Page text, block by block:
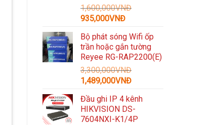
1,600,000VNĐ
Giá
là:
1,600,000VNĐ.
935,000VNĐGiá
tại
là:
935,000VNĐ.
Bộ phát sóng Wifi ốp
trần hoặc gắn tường
Reyee RG-RAP2200(E)
3,300,000VNĐ
Giá
là:
3,300,000VNĐ.
1,489,000VNĐGiá
tại
là:
1,489,000VNĐ.
Đầu ghi IP 4 kênh
HIKVISION DS-
7604NXI-K1/4P